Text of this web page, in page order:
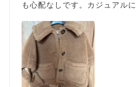
も心配なしです。カジュアル